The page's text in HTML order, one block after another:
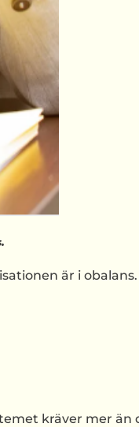
är i
kräver mer